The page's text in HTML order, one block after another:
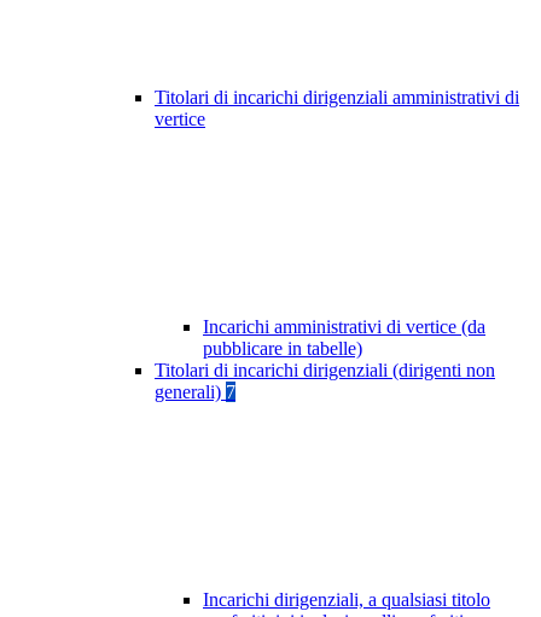
Titolari di incarichi dirigenziali amministrativi di
vertice
Incarichi amministrativi di vertice (da
pubblicare in tabelle)
Titolari di incarichi dirigenziali (dirigenti non
generali) 7
Incarichi dirigenziali, a qualsiasi titolo